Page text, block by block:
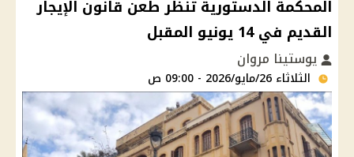
المحكمة الدستورية تنظر طعن قانون الإيجار
القديم في 14 يونيو المقبل
يوستينا مروان
الثلاثاء 26/مايو/2026 - 09:00 ص